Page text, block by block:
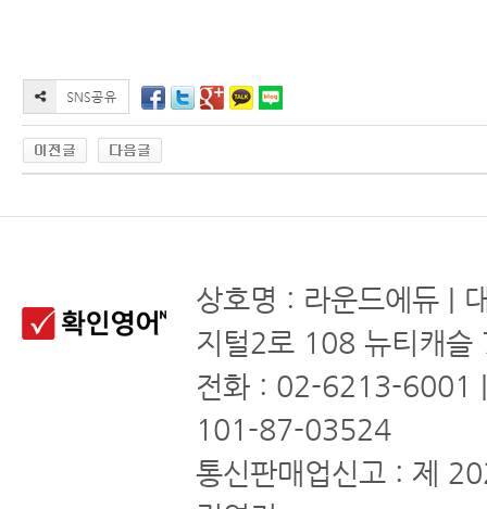
상호명 : 라운드에듀 |
지털2로 108 뉴티캐슬
전화 : 02-6213-6001
101-87-03524
통신판매업신고 : 제